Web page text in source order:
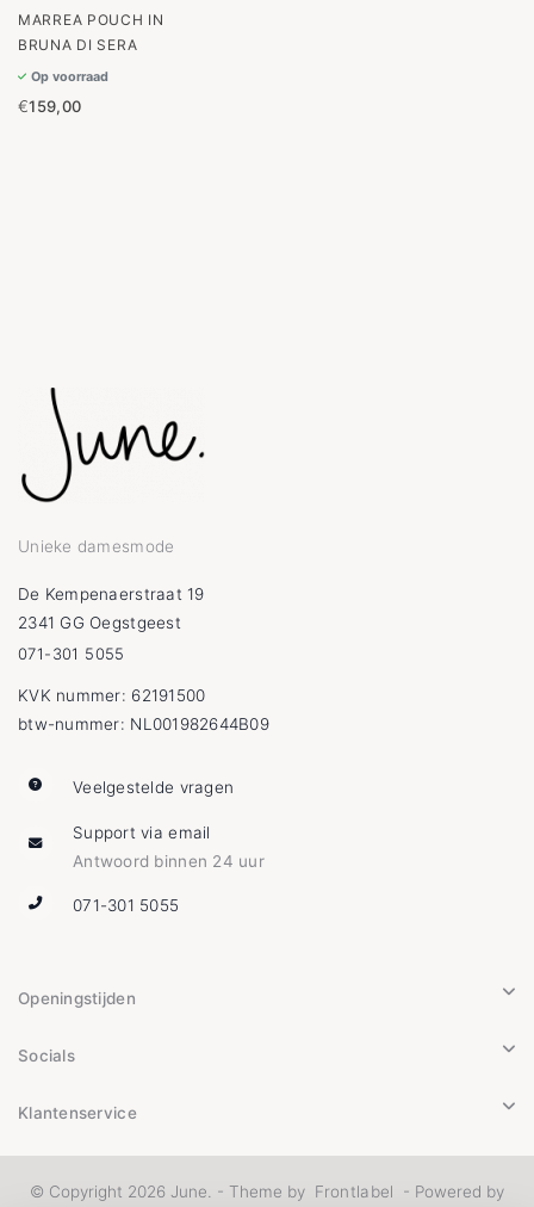
MARREA POUCH IN
BRUNA DI SERA
Op voorraad
€159,00
Unieke damesmode
De Kempenaerstraat 19
2341 GG Oegstgeest
071-301 5055
KVK nummer: 62191500
btw-nummer: NL001982644B09
Veelgestelde vragen
Support via email
Antwoord binnen 24 uur
071-301 5055
Openingstijden
Socials
Klantenservice
© Copyright 2026 June. - Theme by Frontlabel - Powered by